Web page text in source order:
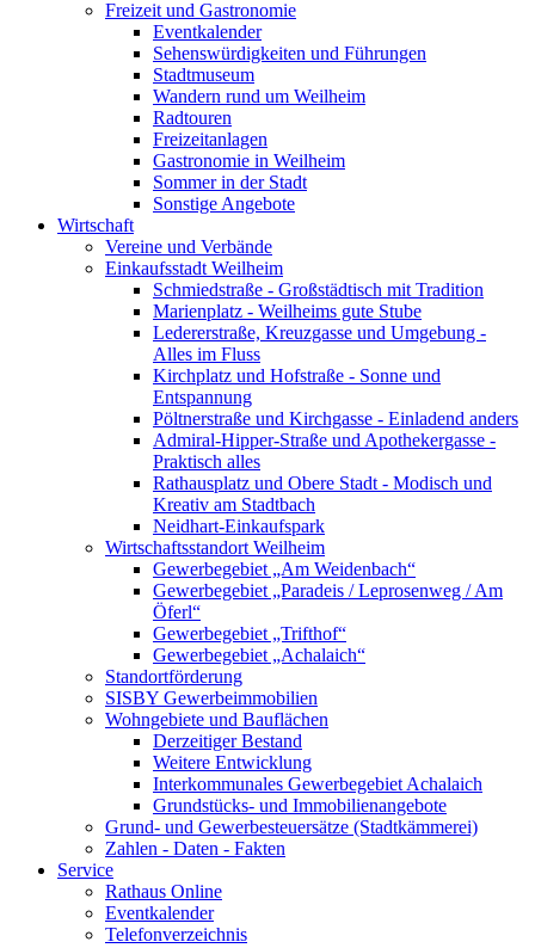
Freizeit und Gastronomie
Eventkalender
Sehenswürdigkeiten und Führungen
Stadtmuseum
Wandern rund um Weilheim
Radtouren
Freizeitanlagen
Gastronomie in Weilheim
Sommer in der Stadt
Sonstige Angebote
Wirtschaft
Vereine und Verbände
Einkaufsstadt Weilheim
Schmiedstraße - Großstädtisch mit Tradition
Marienplatz - Weilheims gute Stube
Ledererstraße, Kreuzgasse und Umgebung -
Alles im Fluss
Kirchplatz und Hofstraße - Sonne und
Entspannung
Pöltnerstraße und Kirchgasse - Einladend anders
Admiral-Hipper-Straße und Apothekergasse -
Praktisch alles
Rathausplatz und Obere Stadt - Modisch und
Kreativ am Stadtbach
Neidhart-Einkaufspark
Wirtschaftsstandort Weilheim
Gewerbegebiet „Am Weidenbach“
Gewerbegebiet „Paradeis / Leprosenweg / Am
Öferl“
Gewerbegebiet „Trifthof“
Gewerbegebiet „Achalaich“
Standortförderung
SISBY Gewerbeimmobilien
Wohngebiete und Bauflächen
Derzeitiger Bestand
Weitere Entwicklung
Interkommunales Gewerbegebiet Achalaich
Grundstücks- und Immobilienangebote
Grund- und Gewerbesteuersätze (Stadtkämmerei)
Zahlen - Daten - Fakten
Service
Rathaus Online
Eventkalender
Telefonverzeichnis